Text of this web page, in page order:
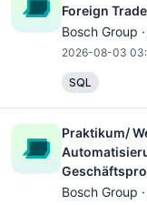
Foreign Trade
Bosch Group ·
2026-08-03
SQL
Praktikum/
Bosch Group ·